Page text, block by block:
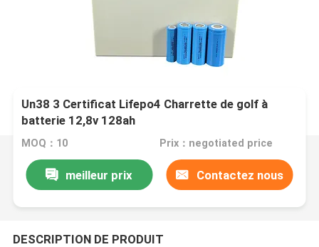
Un38 3 Certificat Lifepo4 Charrette de golf à
batterie 12,8v 128ah
MOQ：10 Prix：negotiated price
meilleur prix Contactez nous
DESCRIPTION DE PRODUIT